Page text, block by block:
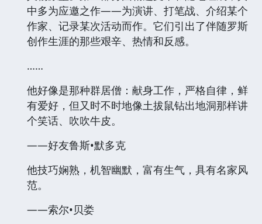
中多为应邀之作——为演讲、打笔战、介绍某个
作家、记录某次活动而作。它们引出了伴随罗斯
创作生涯的那些艰辛、热情和反感。
……
他好像是那种群居僧：献身工作，严格自律，鲜
有爱好，但又时不时地像土拔鼠钻出地洞那样讲
个笑话、吹吹牛皮。
——好友鲁斯•默多克
他技巧娴熟，机智幽默，富有生气，具有名家风
范。
——索尔•贝娄